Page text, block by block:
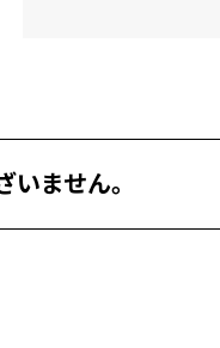
ません。